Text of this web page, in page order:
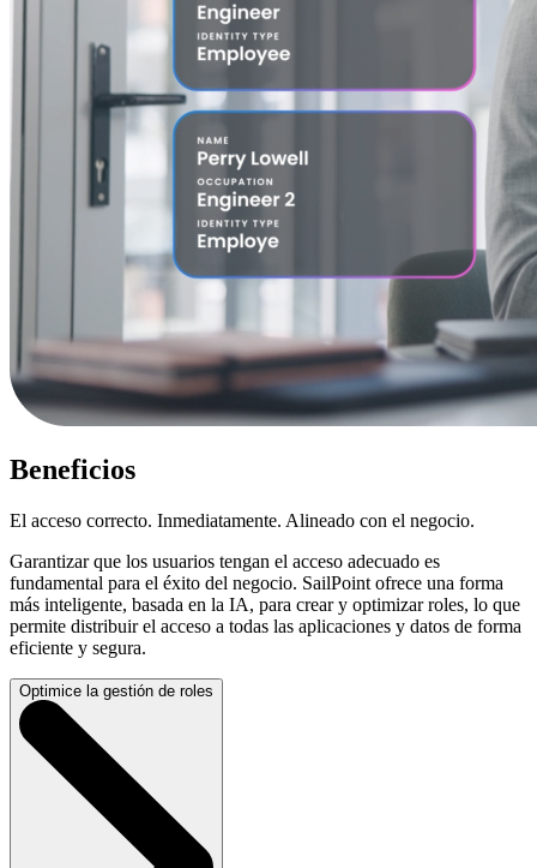
Beneficios
El acceso correcto. Inmediatamente. Alineado con el negocio.
Garantizar que los usuarios tengan el acceso adecuado es
fundamental para el éxito del negocio. SailPoint ofrece una forma
más inteligente, basada en la IA, para crear y optimizar roles, lo que
permite distribuir el acceso a todas las aplicaciones y datos de forma
eficiente y segura.
Optimice la gestión de roles